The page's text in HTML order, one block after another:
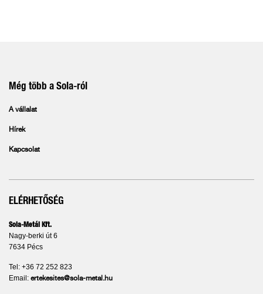
Még több a Sola-ról
A vállalat
Hírek
Kapcsolat
ELÉRHETŐSÉG
Sola-Metál Kft.
Nagy-berki út 6
7634 Pécs
Tel: +36 72 252 823
Email: ertekesites@sola-metal.hu